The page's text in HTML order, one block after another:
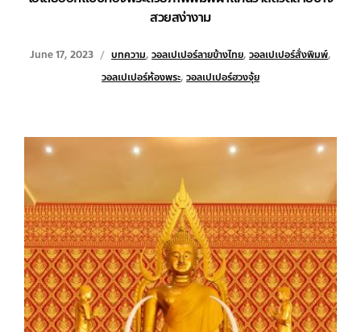
สวยสง่างาม
June 17, 2023 บทความ, วอลเปเปอร์ลายข้างไทย, วอลเปเปอร์สั่งพิมพ์,
วอลเปเปอร์ห้องพระ, วอลเปเปอร์ฮวงจุ้ย